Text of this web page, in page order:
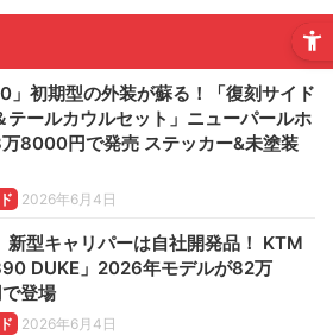
」初期型の外装が蘇る！「復刻サイド
テールカウルセット」ニューパールホ
8000円で発売 ステッカー&未塗装
2026年6月4日
新型キャリパーは自社開発品！ KTM
DUKE」2026年モデルが82万
登場
2026年6月4日